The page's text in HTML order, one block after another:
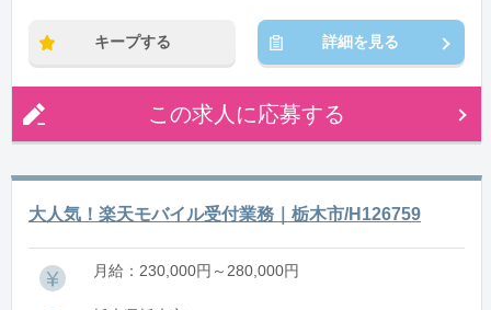
キープする 詳細を見る
この求人に応募する
大人気！楽天モバイル受付業務｜栃木市/H126759
月給：230,000円～280,000円